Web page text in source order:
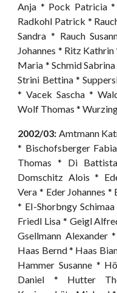
Anja * Pock Patricia *
Radkohl Patrick *
Sandra * Rauch
Johannes * Ritz
Maria * Schmid
Strini Bettina *
* Vacek Sascha * Wal
Wolf Thomas *
2002/03: Amtmann
* Bischofsberger
Thomas * Di
Domschitz Alois *
Vera * Eder Johannes *
* EI-Shorbngy
Friedl Lisa * Geigl
Gsellmann Alexander
Haas Bernd * Haas
Hammer Susanne *
Daniel * Hutter